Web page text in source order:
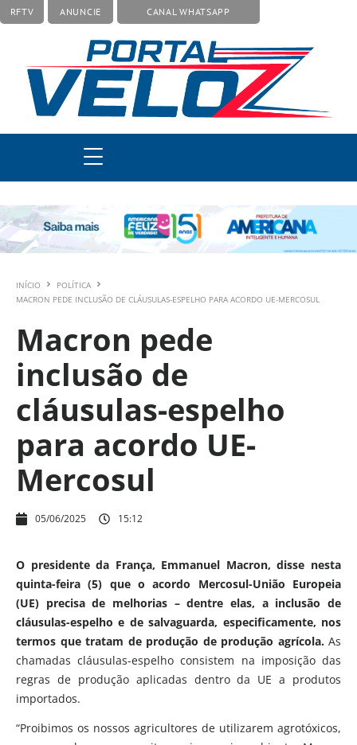
RFTV ANUNCIE CANAL WHATSAPP
INÍCIO
POLÍTICA
MACRON PEDE INCLUSÃO DE CLÁUSULAS-ESPELHO PARA ACORDO UE-MERCOSUL
Macron pede
inclusão de
cláusulas-espelho
para acordo UE-
Mercosul
05/06/2025 15:12
O presidente da França, Emmanuel Macron, disse nesta
quinta-feira (5) que o acordo Mercosul-União Europeia
(UE) precisa de melhorias – dentre elas, a inclusão de
cláusulas-espelho e de salvaguarda, especificamente, nos
termos que tratam de produção de produção agrícola.As
chamadas cláusulas-espelho consistem na imposição das
regras de produção aplicadas dentro da UE a produtos
importados.
“Proibimos os nossos agricultores de utilizarem agrotóxicos,